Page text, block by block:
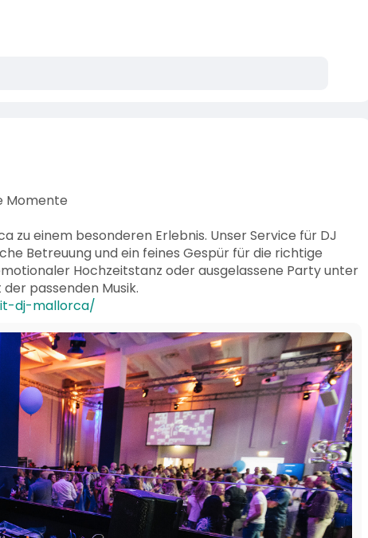
Momente
zu einem besonderen Erlebnis. Unser Service für DJ
Betreuung und ein feines Gespür für die richtige
Hochzeitstanz oder ausgelassene Party unter
passenden Musik.
dj-mallorca/